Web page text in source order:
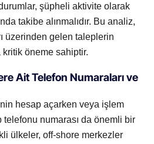
şüpheli aktivite olarak
takibe alınmalıdır. Bu analiz,
üzerinden gelen taleplerin
kritik öneme sahiptir.
Ait Telefon Numaraları ve
hesap açarken veya işlem
telefonu numarası da önemli bir
ülkeler, off-shore merkezler